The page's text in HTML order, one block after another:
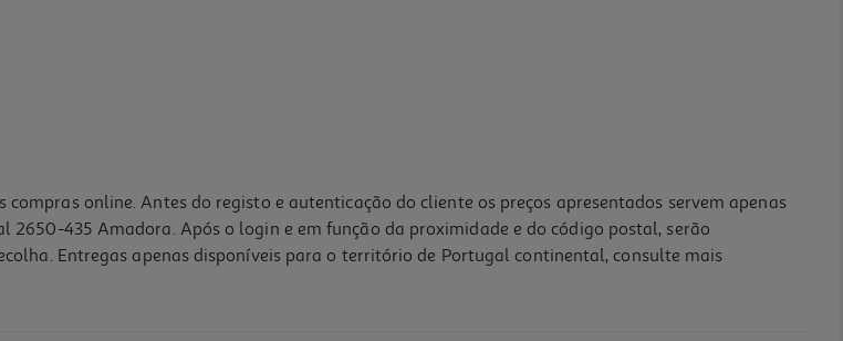
online. Antes do registo e autenticação do cliente os preços apresentados servem apenas
435 Amadora. Após o login e em função da proximidade e do código postal, serão
Entregas apenas disponíveis para o território de Portugal continental, consulte mais